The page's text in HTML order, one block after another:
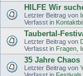
HILFE Wir
Letzter Beitrag von
Verfasst in
Taubertal-
Letzter Beitrag von
Verfasst in Fragen,
35 Jahre Chaos
Letzter Beitrag von
Verfasst in